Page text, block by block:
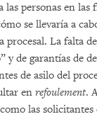
personas en las
se llevaría a
procesal. La falta
y de garantías de
de asilo del
en refoulement.
las